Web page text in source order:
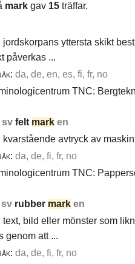
mark gav 15 träffar.
jordskorpans yttersta skikt
påverkas ...
da, de, en, es, fi, fr, no
TNC:
sv felt mark en
kvarstående avtryck av
da, de, fi, fr, no
TNC:
sv rubber mark en
text, bild eller mönster som
genom att ...
da, de, fi, fr, no